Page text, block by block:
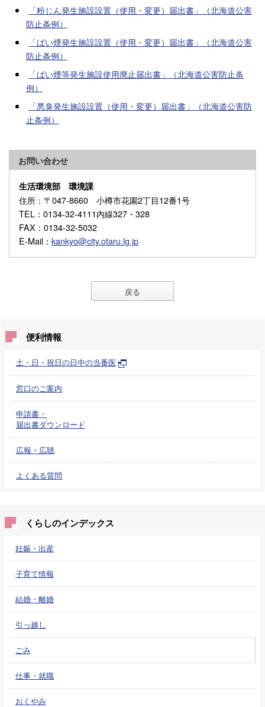
「粉じん発生施設設置（使用・変更）届出書」（北海道公害
防止条例）
「ばい煙発生施設設置（使用・変更）届出書」（北海道公害
防止条例）
「ばい煙等発生施設使用廃止届出書」（北海道公害防止条
例）
「悪臭発生施設設置（使用・変更）届出書」（北海道公害防
止条例）
お問い合わせ
生活環境部 環境課
住所 ：〒047-8660 小樽市花園2丁目12番1号
TEL ：0134-32-4111内線327・328
FAX ：0134-32-5032
E-Mail ： kankyo@city.otaru.lg.jp
戻る
便利情報
土・日・祝日の日中の当番医
窓口のご案内
申請書・
届出書ダウンロード
広報・広聴
よくある質問
くらしのインデックス
妊娠・出産
子育て情報
結婚・離婚
引っ越し
ごみ
仕事・就職
おくやみ